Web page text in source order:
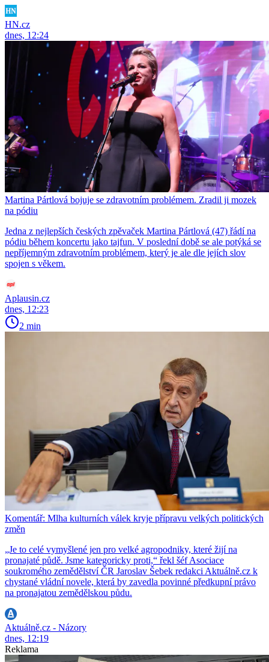
HN.cz
dnes, 12:24
Martina Pártlová bojuje se zdravotním problémem. Zradil ji mozek
na pódiu
Jedna z nejlepších českých zpěvaček Martina Pártlová (47) řádí na
pódiu během koncertu jako tajfun. V poslední době se ale potýká se
nepříjemným zdravotním problémem, který je ale dle jejích slov
spojen s věkem.
Aplausin.cz
dnes, 12:23
2 min
Komentář: Mlha kulturních válek kryje přípravu velkých politických
změn
„Je to celé vymyšlené jen pro velké agropodniky, které žijí na
pronajaté půdě. Jsme kategoricky proti,“ řekl šéf Asociace
soukromého zemědělství ČR Jaroslav Šebek redakci Aktuálně.cz k
chystané vládní novele, která by zavedla povinné předkupní právo
na pronajatou zemědělskou půdu.
Aktuálně.cz - Názory
dnes, 12:19
Reklama